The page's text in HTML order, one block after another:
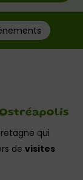
qui
de visites